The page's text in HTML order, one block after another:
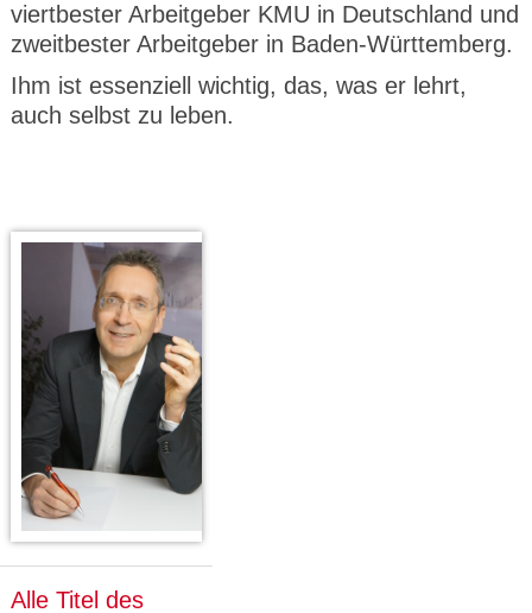
viertbester Arbeitgeber KMU in Deutschland und
zweitbester Arbeitgeber in Baden-Württemberg.
Ihm ist essenziell wichtig, das, was er lehrt,
auch selbst zu leben.
Alle Titel des